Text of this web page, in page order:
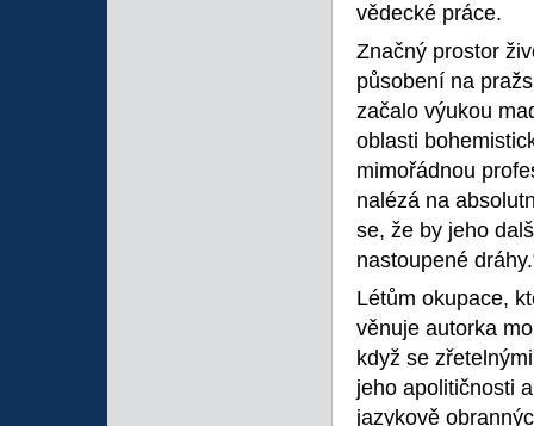
vědecké práce.
Značný prostor
působení na
začalo výukou
oblasti
mimořádnou
nalézá na
se, že by jeho
nastoupené
Létům okupace,
věnuje autorka
když se
jeho apolitičnosti
jazykově